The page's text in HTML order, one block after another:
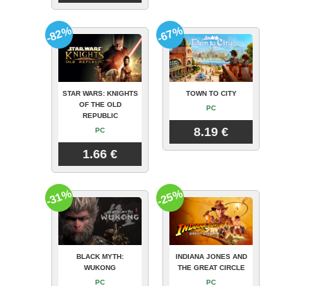
STAR WARS: KNIGHTS
OF THE OLD
REPUBLIC
PC
1.66 €
-82%
TOWN TO CITY
PC
8.19 €
-67%
BLACK MYTH:
WUKONG
PC
-31%
INDIANA JONES AND
THE GREAT CIRCLE
PC
-25%